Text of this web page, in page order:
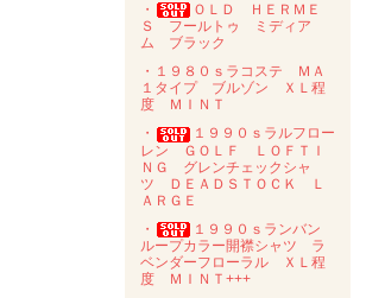
・
ＯＬＤ ＨＥＲＭＥ
Ｓ フールトゥ ミディア
ム ブラック
・１９８０ｓラコステ ＭＡ
１タイプ ブルゾン ＸＬ程
度 ＭＩＮＴ
・
１９９０ｓラルフロー
レン ＧＯＬＦ ＬＯＦＴＩ
ＮＧ グレンチェックシャ
ツ ＤＥＡＤＳＴＯＣＫ Ｌ
ＡＲＧＥ
・
１９９０ｓランバン
ループカラー開襟シャツ ラ
ベンダーフローラル ＸＬ程
度 ＭＩＮＴ+++